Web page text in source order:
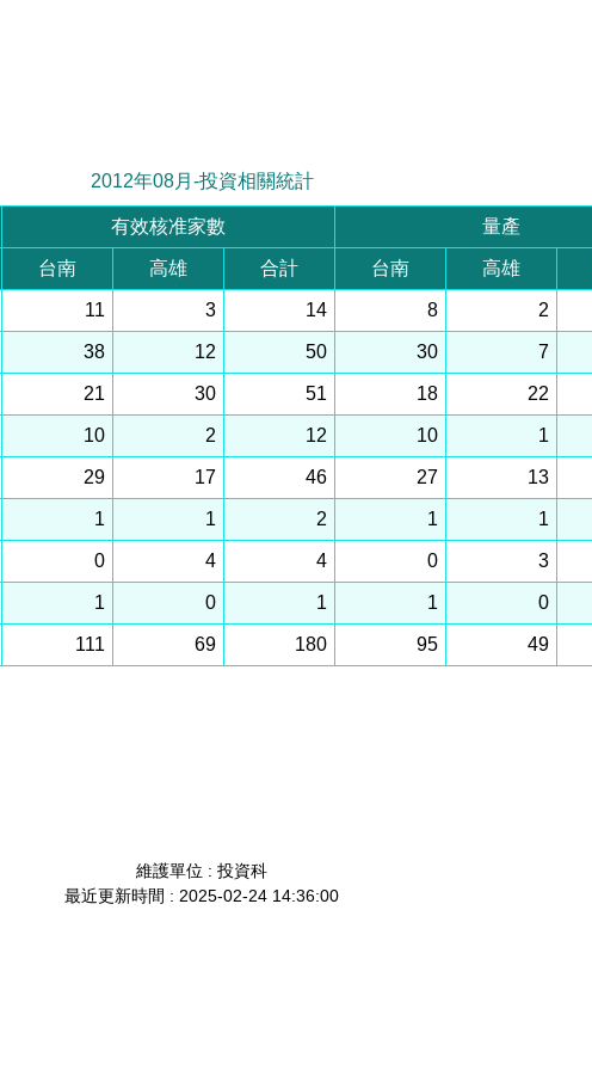
2012年08月-投資相關統計
有效核准家數 量產
台南 高雄 合計 台南 高雄
11 3 14 8 2
38 12 50 30 7
21 30 51 18 22
10 2 12 10 1
29 17 46 27 13
1 1 2 1 1
0 4 4 0 3
1 0 1 1 0
111 69 180 95 49
維護單位 : 投資科
最近更新時間 : 2025-02-24 14:36:00